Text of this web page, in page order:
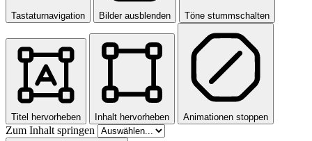
Tastaturnavigation Bilder ausblenden Töne stummschalten
Titel hervorheben Inhalt hervorheben Animationen stoppen
Zum Inhalt springen